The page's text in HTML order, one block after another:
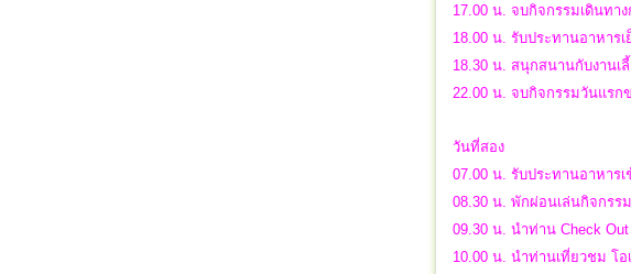
17.00 น. จบกิจกรรมเดินทา
18.00 น. รับประทานอาหาร
18.30 น. สนุกสนานกับงานเ
22.00 น. จบกิจกรรมวันแรก
วันที่สอง
07.00 น. รับประทานอาหาร
08.30 น. พักผ่อนเล่นกิจกรร
09.30 น. นำท่าน Check
10.00 น. นำท่านเที่ยวชม โ